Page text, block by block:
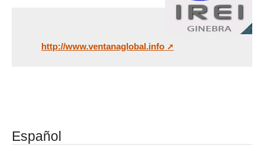
http://www.ventanaglobal.info
Español